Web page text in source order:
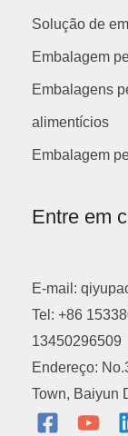
Solução de
Embalagem
Embalagens
alimentícios
Embalagem
Entre em
E-mail:
Tel: +86
13450296509
Endereço:
Town, Baiyun